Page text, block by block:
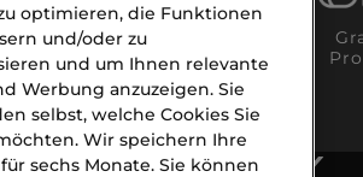
Gratis
Lieferung
ab CHF 120
optimieren, die Funktionen
und/oder zu
und um Ihnen relevante
Werbung anzuzeigen. Sie
selbst, welche Cookies Sie
Wir speichern Ihre
sechs Monate. Sie können